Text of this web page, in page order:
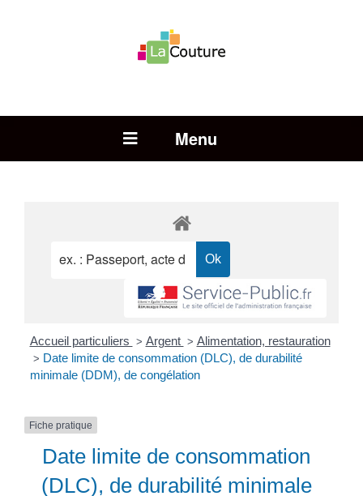
Open Menu
Accueil particuliers > Argent > Alimentation, restauration
> Date limite de consommation (DLC), de durabilité
minimale (DDM), de congélation
Fiche pratique
Date limite de consommation
(DLC), de durabilité minimale